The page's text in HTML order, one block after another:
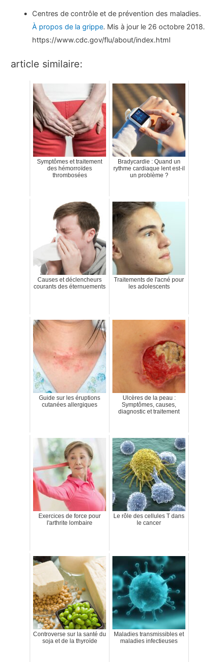
Centres de contrôle et de prévention des maladies.
À propos de la grippe. Mis à jour le 26 octobre 2018.
https://www.cdc.gov/flu/about/index.html
article similaire:
Symptômes et traitement
des hémorroïdes
thrombosées
Bradycardie : Quand un
rythme cardiaque lent est-il
un problème ?
Causes et déclencheurs
courants des éternuements
Traitements de l'acné pour
les adolescents
Guide sur les éruptions
cutanées allergiques
Ulcères de la peau :
Symptômes, causes,
diagnostic et traitement
Exercices de force pour
l'arthrite lombaire
Le rôle des cellules T dans
le cancer
Controverse sur la santé du
soja et de la thyroïde
Maladies transmissibles et
maladies infectieuses